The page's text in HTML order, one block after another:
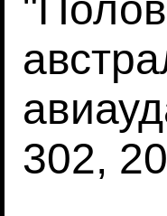
302,